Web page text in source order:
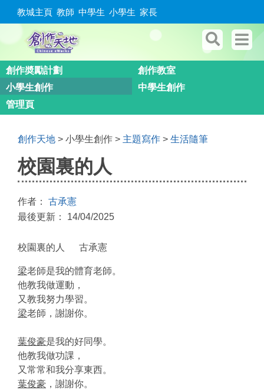
教城主頁 教師 中學生 小學生 家長
創作奬勵計劃
創作教室
小學生創作
中學生創作
管理頁
創作天地 > 小學生創作 > 主題寫作 > 生活隨筆
校園裏的人
作者： 古承憲
最後更新： 14/04/2025
校園裏的人 古承憲
梁老師是我的體育老師。
他教我做運動，
又教我努力學習。
梁老師，謝謝你。
葉俊豪是我的好同學。
他教我做功課，
又常常和我分享東西。
葉俊豪 ，謝謝你。